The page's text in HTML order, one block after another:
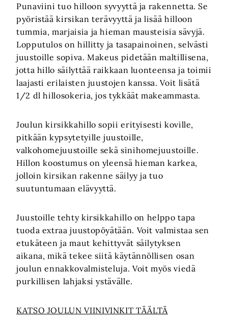
Punaviini tuo hilloon syvyyttä ja rakennetta. Se
pyöristää kirsikan terävyyttä ja lisää hilloon
tummia, marjaisia ja hieman mausteisia sävyjä.
Lopputulos on hillitty ja tasapainoinen, selvästi
juustoille sopiva. Makeus pidetään maltillisena,
jotta hillo säilyttää raikkaan luonteensa ja toimii
laajasti erilaisten juustojen kanssa. Voit lisätä
1/2 dl hillosokeria, jos tykkäät makeammasta.
Joulun kirsikkahillo sopii erityisesti koville,
pitkään kypsytetyille juustoille,
valkohomejuustoille sekä sinihomejuustoille.
Hillon koostumus on yleensä hieman karkea,
jolloin kirsikan rakenne säilyy ja tuo
suutuntumaan elävyyttä.
Juustoille tehty kirsikkahillo on helppo tapa
tuoda extraa juustopöyätään. Voit valmistaa sen
etukäteen ja maut kehittyvät säilytyksen
aikana, mikä tekee siitä käytännöllisen osan
joulun ennakkovalmisteluja. Voit myös viedä
purkillisen lahjaksi ystävälle.
KATSO JOULUN VIINIVINKIT TÄÄLTÄ